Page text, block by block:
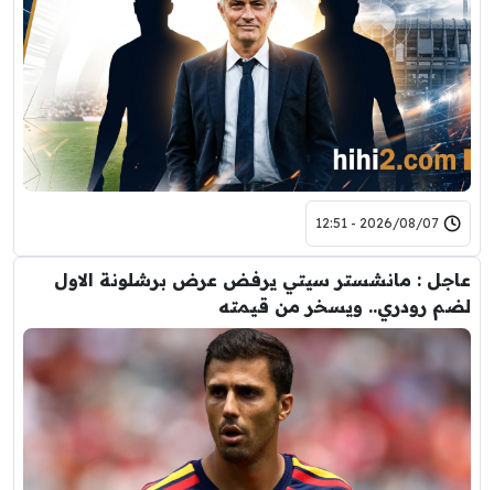
2026/08/07 - 12:51
عاجل : مانشستر سيتي يرفض عرض برشلونة الاول
لضم رودري.. ويسخر من قيمته